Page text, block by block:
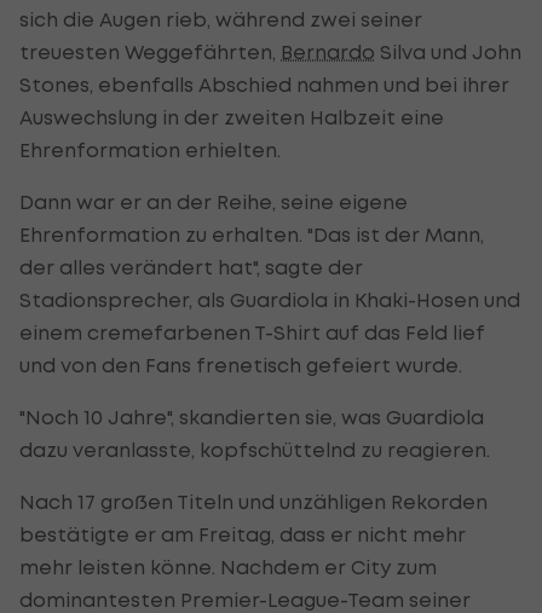
sich die Augen rieb, während zwei seiner
treuesten Weggefährten, Bernardo Silva und John
Stones, ebenfalls Abschied nahmen und bei ihrer
Auswechslung in der zweiten Halbzeit eine
Ehrenformation erhielten.
Dann war er an der Reihe, seine eigene
Ehrenformation zu erhalten. "Das ist der Mann,
der alles verändert hat", sagte der
Stadionsprecher, als Guardiola in Khaki-Hosen und
einem cremefarbenen T-Shirt auf das Feld lief
und von den Fans frenetisch gefeiert wurde.
"Noch 10 Jahre", skandierten sie, was Guardiola
dazu veranlasste, kopfschüttelnd zu reagieren.
Nach 17 großen Titeln und unzähligen Rekorden
bestätigte er am Freitag, dass er nicht mehr
mehr leisten könne. Nachdem er City zum
dominantesten Premier-League-Team seiner